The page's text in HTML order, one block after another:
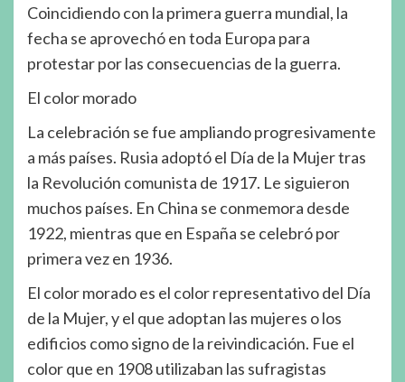
Coincidiendo con la primera guerra mundial, la
fecha se aprovechó en toda Europa para
protestar por las consecuencias de la guerra.
El color morado
La celebración se fue ampliando progresivamente
a más países. Rusia adoptó el Día de la Mujer tras
la Revolución comunista de 1917. Le siguieron
muchos países. En China se conmemora desde
1922, mientras que en España se celebró por
primera vez en 1936.
El color morado es el color representativo del Día
de la Mujer, y el que adoptan las mujeres o los
edificios como signo de la reivindicación. Fue el
color que en 1908 utilizaban las sufragistas